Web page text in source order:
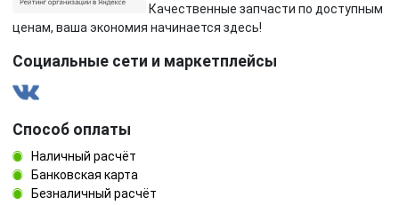
Качественные запчасти по доступным
ценам, ваша экономия начинается здесь!
Социальные сети и маркетплейсы
Способ оплаты
Наличный расчёт
Банковская карта
Безналичный расчёт